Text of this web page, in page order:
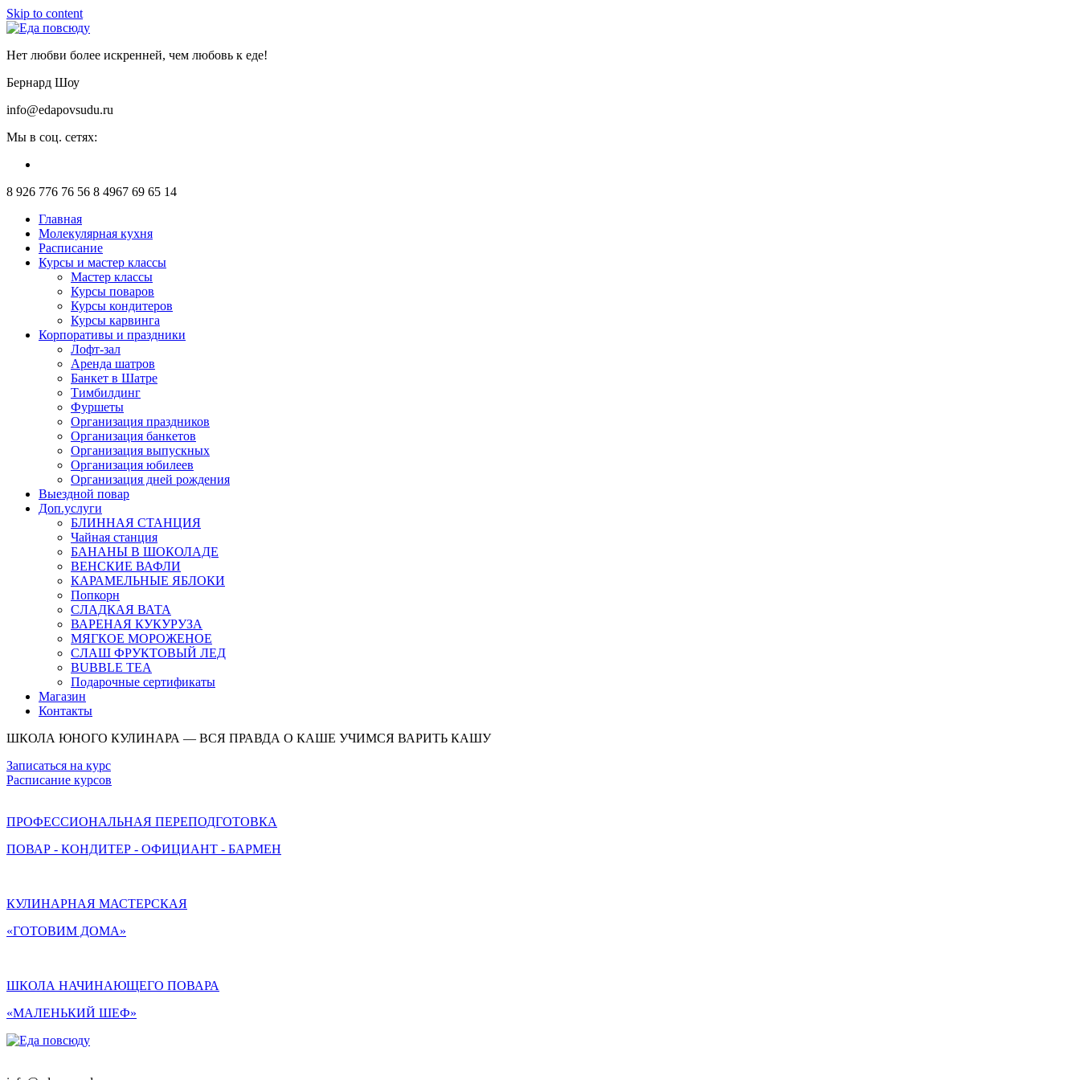
Skip to content
Нет любви более искренней, чем любовь к еде!
Бернард Шоу
info@edapovsudu.ru
Мы в соц. сетях:
8 926 776 76 56 8 4967 69 65 14
Главная
Молекулярная кухня
Расписание
Курсы и мастер классы
Мастер классы
Курсы поваров
Курсы кондитеров
Курсы карвинга
Корпоративы и праздники
Лофт-зал
Аренда шатров
Банкет в Шатре
Тимбилдинг
Фуршеты
Организация праздников
Организация банкетов
Организация выпускных
Организация юбилеев
Организация дней рождения
Выездной повар
Доп.услуги
БЛИННАЯ СТАНЦИЯ
Чайная станция
БАНАНЫ В ШОКОЛАДЕ
ВЕНСКИЕ ВАФЛИ
КАРАМЕЛЬНЫЕ ЯБЛОКИ
Попкорн
СЛАДКАЯ ВАТА
ВАРЕНАЯ КУКУРУЗА
МЯГКОЕ МОРОЖЕНОЕ
СЛАШ ФРУКТОВЫЙ ЛЕД
BUBBLE TEA
Подарочные сертификаты
Магазин
Контакты
ШКОЛА ЮНОГО КУЛИНАРА — ВСЯ ПРАВДА О КАШЕ УЧИМСЯ ВАРИТЬ КАШУ
Записаться на курс
Расписание курсов
ПРОФЕССИОНАЛЬНАЯ ПЕРЕПОДГОТОВКА
ПОВАР - КОНДИТЕР - ОФИЦИАНТ - БАРМЕН
КУЛИНАРНАЯ МАСТЕРСКАЯ
«ГОТОВИМ ДОМА»
ШКОЛА НАЧИНАЮЩЕГО ПОВАРА
«МАЛЕНЬКИЙ ШЕФ»